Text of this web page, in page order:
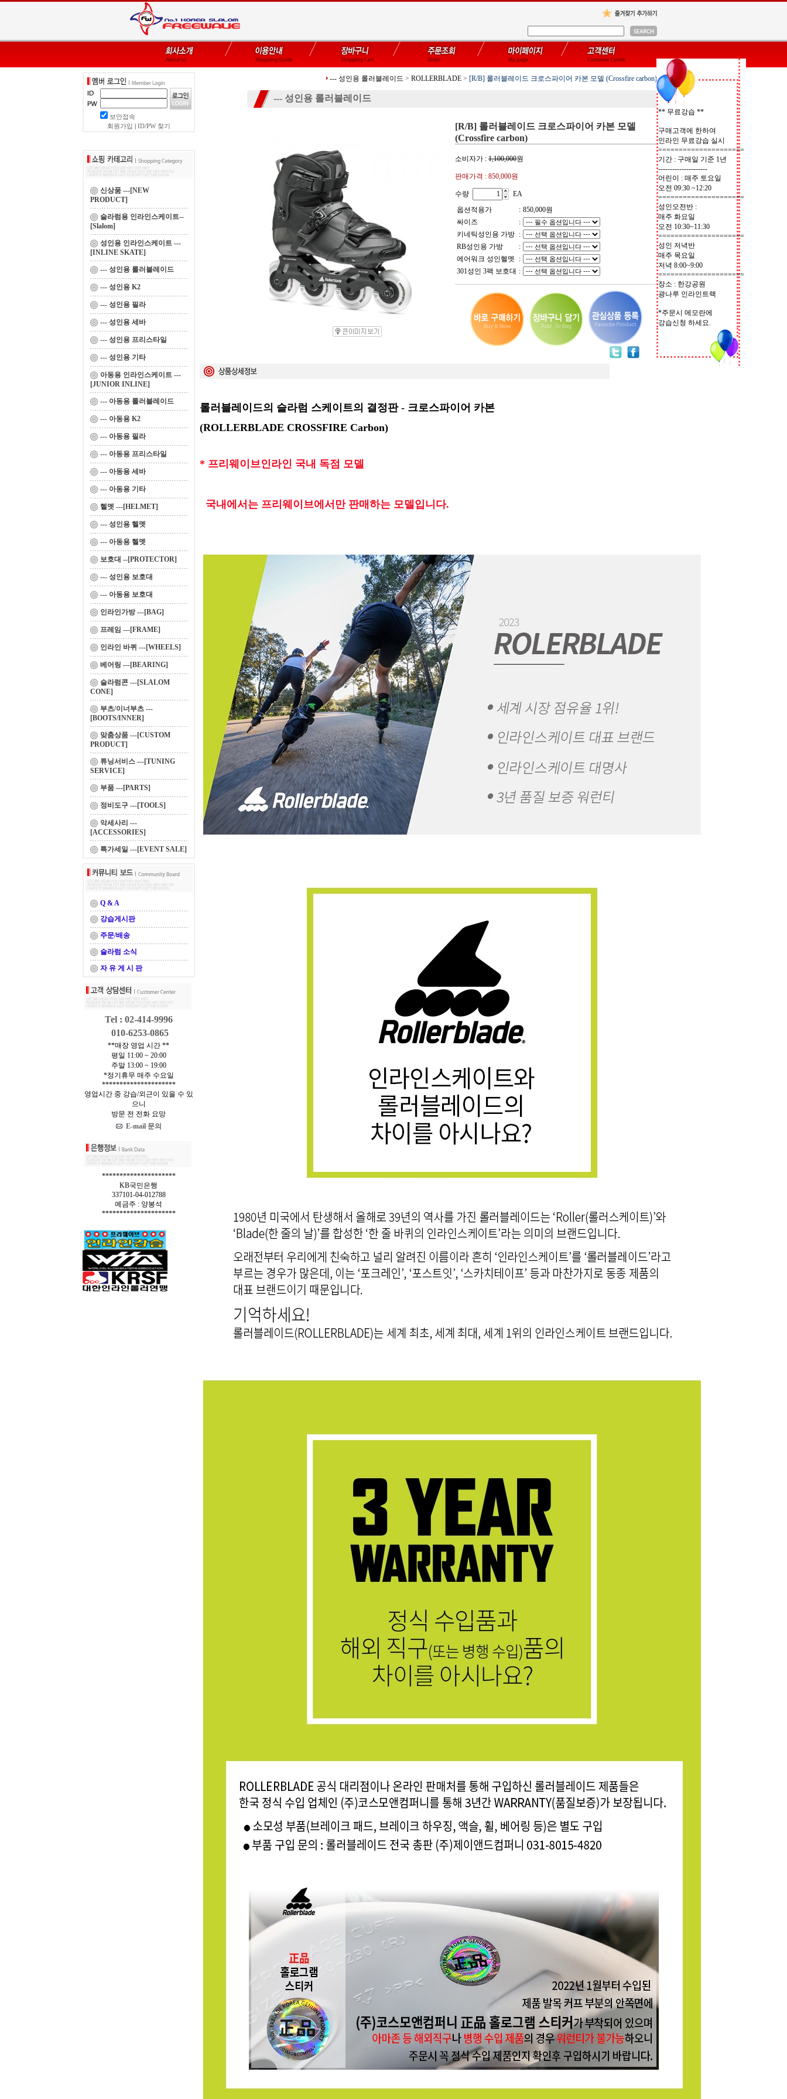
보안접속
회원가입
ID/PW 찾기
신상품 ---[NEW
PRODUCT]
슬라럼용 인라인스케이트--
[Slalom]
성인용 인라인스케이트 ---
[INLINE SKATE]
--- 성인용 롤러블레이드
--- 성인용 K2
--- 성인용 필라
--- 성인용 세바
--- 성인용 프리스타일
--- 성인용 기타
아동용 인라인스케이트 ---
[JUNIOR INLINE]
--- 아동용 롤러블레이드
--- 아동용 K2
--- 아동용 필라
--- 아동용 프리스타일
--- 아동용 세바
--- 아동용 기타
헬멧 ---[HELMET]
--- 성인용 헬멧
--- 아동용 헬멧
보호대 --[PROTECTOR]
--- 성인용 보호대
--- 아동용 보호대
인라인가방 ---[BAG]
프레임 ---[FRAME]
인라인 바퀴 ---[WHEELS]
베어링 ---[BEARING]
슬라럼콘 ---[SLALOM
CONE]
부츠/이너부츠 ---
[BOOTS/INNER]
맞춤상품 ---[CUSTOM
PRODUCT]
튜닝서비스 ---[TUNING
SERVICE]
부품 ---[PARTS]
정비도구 ---[TOOLS]
악세사리 ---
[ACCESSORIES]
특가세일 ---[EVENT SALE]
Q & A
강습게시판
주문/배송
슬라럼 소식
자 유 게 시 판
Tel : 02-414-9996
010-6253-0865
**매장 영업 시간 **
평일 11:00 ~ 20:00
주말 13:00 ~ 19:00
*정기휴무 매주 수요일
*********************
영업시간 중 강습/외근이 있을 수 있
으니
방문 전 전화 요망
E-mail 문의
*********************
KB국민은행
337101-04-012788
예금주 : 양봉석
*********************
--- 성인용 롤러블레이드 > ROLLERBLADE > [R/B] 롤러블레이드 크로스파이어 카본 모델 (Crossfire carbon)
--- 성인용 롤러블레이드
[R/B] 롤러블레이드 크로스파이어 카본 모델
(Crossfire carbon)
소비자가 : 1,100,000원
판매가격 : 850,000원
수량
EA
옵션적용가
: 850,000원
싸이즈
:
키네틱성인용 가방 :
RB성인용 가방
:
에어워크 성인헬멧
:
301성인 3팩 보호대 :
롤러블레이드의 슬라럼 스케이트의 결정판 - 크로스파이어 카본
(ROLLERBLADE CROSSFIRE Carbon)
* 프리웨이브인라인 국내 독점 모델
국내에서는 프리웨이브에서만 판매하는 모델입니다.
** 무료강습 **
구매고객에 한하여
인라인 무료강습 실시
=====================
기간 : 구매일 기준 1년
---------------------
어린이 : 매주 토요일
오전 09:30 ~12:20
=====================
성인오전반 :
매주 화요일
오전 10:30~11:30
=====================
성인 저녁반
매주 목요일
저녁 8:00~9:00
=====================
장소 : 한강공원
광나루 인라인트랙
*주문시 메모란에
강습신청 하세요.